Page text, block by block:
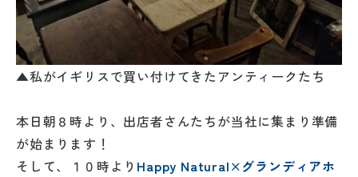
▲私がイギリスで買い付けてきたアンティークたち
本日朝８時より、出店者さんたちが当社に集まり準備
が始まります！
そして、１０時より Happy Natural×グランディアホ